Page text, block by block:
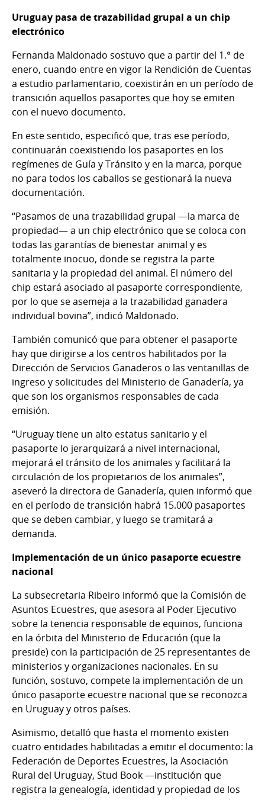
Uruguay pasa de trazabilidad grupal a un chip
electrónico
Fernanda Maldonado sostuvo que a partir del 1.° de
enero, cuando entre en vigor la Rendición de Cuentas
a estudio parlamentario, coexistirán en un período de
transición aquellos pasaportes que hoy se emiten
con el nuevo documento.
En este sentido, especificó que, tras ese período,
continuarán coexistiendo los pasaportes en los
regímenes de Guía y Tránsito y en la marca, porque
no para todos los caballos se gestionará la nueva
documentación.
“Pasamos de una trazabilidad grupal —la marca de
propiedad— a un chip electrónico que se coloca con
todas las garantías de bienestar animal y es
totalmente inocuo, donde se registra la parte
sanitaria y la propiedad del animal. El número del
chip estará asociado al pasaporte correspondiente,
por lo que se asemeja a la trazabilidad ganadera
individual bovina”, indicó Maldonado.
También comunicó que para obtener el pasaporte
hay que dirigirse a los centros habilitados por la
Dirección de Servicios Ganaderos o las ventanillas de
ingreso y solicitudes del Ministerio de Ganadería, ya
que son los organismos responsables de cada
emisión.
“Uruguay tiene un alto estatus sanitario y el
pasaporte lo jerarquizará a nivel internacional,
mejorará el tránsito de los animales y facilitará la
circulación de los propietarios de los animales”,
aseveró la directora de Ganadería, quien informó que
en el período de transición habrá 15.000 pasaportes
que se deben cambiar, y luego se tramitará a
demanda.
Implementación de un único pasaporte ecuestre
nacional
La subsecretaria Ribeiro informó que la Comisión de
Asuntos Ecuestres, que asesora al Poder Ejecutivo
sobre la tenencia responsable de equinos, funciona
en la órbita del Ministerio de Educación (que la
preside) con la participación de 25 representantes de
ministerios y organizaciones nacionales. En su
función, sostuvo, compete la implementación de un
único pasaporte ecuestre nacional que se reconozca
en Uruguay y otros países.
Asimismo, detalló que hasta el momento existen
cuatro entidades habilitadas a emitir el documento: la
Federación de Deportes Ecuestres, la Asociación
Rural del Uruguay, Stud Book —institución que
registra la genealogía, identidad y propiedad de los